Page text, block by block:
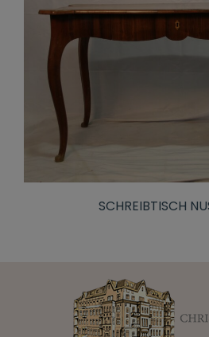
SCHREIBTISCH